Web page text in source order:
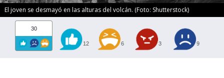
El joven se desmayó en las alturas del volcán. (Foto: Shutterstock)
30
12 6 3 9